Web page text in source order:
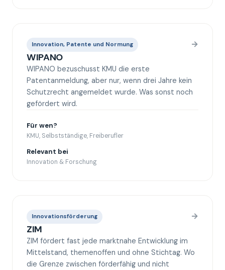
Innovation, Patente und Normung →
WIPANO
WIPANO bezuschusst KMU die erste
Patentanmeldung, aber nur, wenn drei Jahre kein
Schutzrecht angemeldet wurde. Was sonst noch
gefördert wird.
Für wen?
KMU, Selbstständige, Freiberufler
Relevant bei
Innovation & Forschung
Innovationsförderung →
ZIM
ZIM fördert fast jede marktnahe Entwicklung im
Mittelstand, themenoffen und ohne Stichtag. Wo
die Grenze zwischen förderfähig und nicht